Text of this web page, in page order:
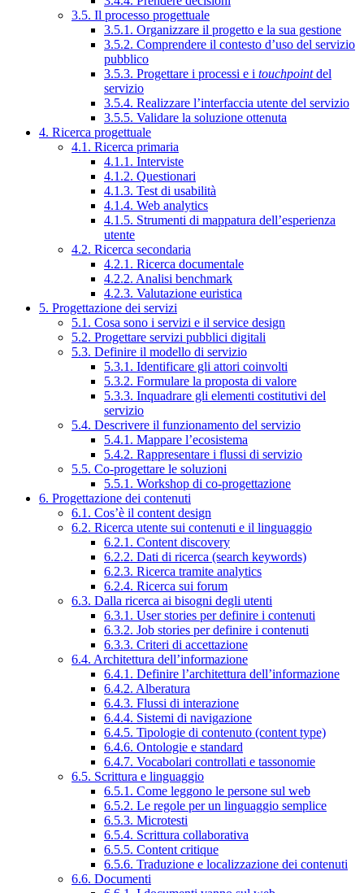
3.5. Il processo progettuale
3.5.1. Organizzare il progetto e la sua gestione
3.5.2. Comprendere il contesto d’uso del servizio
pubblico
3.5.3. Progettare i processi e i touchpointdel
servizio
3.5.4. Realizzare l’interfaccia utente del servizio
3.5.5. Validare la soluzione ottenuta
4. Ricerca progettuale
4.1. Ricerca primaria
4.1.1. Interviste
4.1.2. Questionari
4.1.3. Test di usabilità
4.1.4. Web analytics
4.1.5. Strumenti di mappatura dell’esperienza
utente
4.2. Ricerca secondaria
4.2.1. Ricerca documentale
4.2.2. Analisi benchmark
4.2.3. Valutazione euristica
5. Progettazione dei servizi
5.1. Cosa sono i servizi e il service design
5.2. Progettare servizi pubblici digitali
5.3. Definire il modello di servizio
5.3.1. Identificare gli attori coinvolti
5.3.2. Formulare la proposta di valore
5.3.3. Inquadrare gli elementi costitutivi del
servizio
5.4. Descrivere il funzionamento del servizio
5.4.1. Mappare l’ecosistema
5.4.2. Rappresentare i flussi di servizio
5.5. Co-progettare le soluzioni
5.5.1. Workshop di co-progettazione
6. Progettazione dei contenuti
6.1. Cos’è il content design
6.2. Ricerca utente sui contenuti e il linguaggio
6.2.1. Content discovery
6.2.2. Dati di ricerca (search keywords)
6.2.3. Ricerca tramite analytics
6.2.4. Ricerca sui forum
6.3. Dalla ricerca ai bisogni degli utenti
6.3.1. User stories per definire i contenuti
6.3.2. Job stories per definire i contenuti
6.3.3. Criteri di accettazione
6.4. Architettura dell’informazione
6.4.1. Definire l’architettura dell’informazione
6.4.2. Alberatura
6.4.3. Flussi di interazione
6.4.4. Sistemi di navigazione
6.4.5. Tipologie di contenuto (content type)
6.4.6. Ontologie e standard
6.4.7. Vocabolari controllati e tassonomie
6.5. Scrittura e linguaggio
6.5.1. Come leggono le persone sul web
6.5.2. Le regole per un linguaggio semplice
6.5.3. Microtesti
6.5.4. Scrittura collaborativa
6.5.5. Content critique
6.5.6. Traduzione e localizzazione dei contenuti
6.6. Documenti